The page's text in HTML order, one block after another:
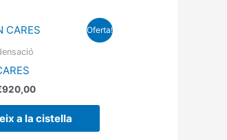
Oferta!
920,00
El
a la cistella